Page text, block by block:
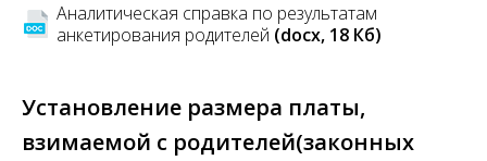
Аналитическая справка по результатам
анкетирования родителей (docx, 18 Кб)
Установление размера платы,
взимаемой с родителей(законных